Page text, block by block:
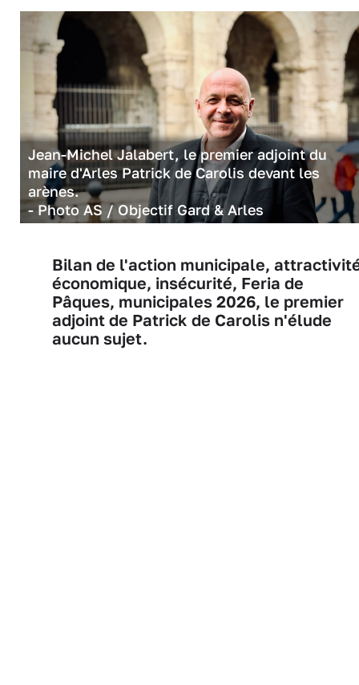
Jean-Michel Jalabert, le premier adjoint du
maire d'Arles Patrick de Carolis devant les
arènes.
- Photo AS / Objectif Gard & Arles
Bilan de l'action municipale,
économique, insécurité, Feria de
Pâques, municipales 2026, le premier
adjoint de Patrick de Carolis n'élude
aucun sujet.